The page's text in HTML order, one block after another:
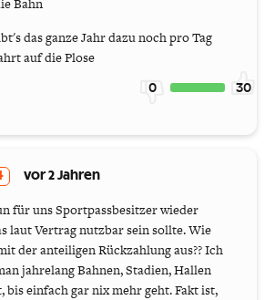
Bahn
das ganze Jahr dazu noch pro Tag
auf die Plose
0 30
vor 2 Jahren
für uns Sportpassbesitzer wieder
laut Vertrag nutzbar sein sollte. Wie
der anteiligen Rückzahlung aus?? Ich
jahrelang Bahnen, Stadien, Hallen
bis einfach gar nix mehr geht. Fakt ist,